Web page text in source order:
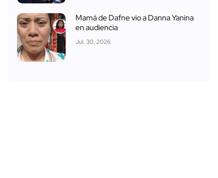
Mamá de Dafne vio a Danna Yanina
en audiencia
Jul. 30, 2026